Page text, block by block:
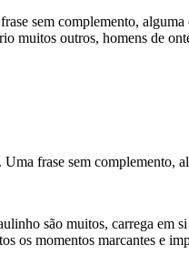
sem complemento,
muitos outros, homens de
frase sem complemento,
são muitos, carrega em
os momentos marcantes e